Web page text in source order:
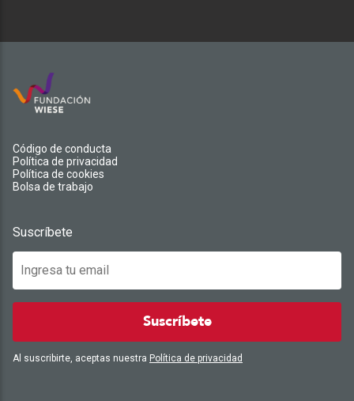
Código de conducta
Política de privacidad
Política de cookies
Bolsa de trabajo
Suscríbete
Suscríbete
Al suscribirte, aceptas nuestra Política de privacidad